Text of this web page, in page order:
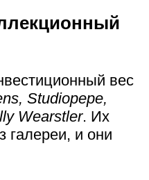
вес
Studiopepe,
Wearstler. Их
галереи, и они